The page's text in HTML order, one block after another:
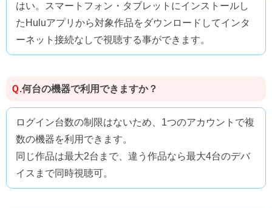
はい。スマートフォン・タブレットにインストールし
たHuluアプリから対象作品をダウンロードしてインタ
ーネット接続なしで視聴する事ができます。
Ｑ.何台の機器で利用できますか？
ログイン台数の制限はないため、1つのアカウントで複
数の機器を利用できます。
同じ作品は最大2台まで、違う作品なら最大4台のデバ
イスまで同時視聴可。